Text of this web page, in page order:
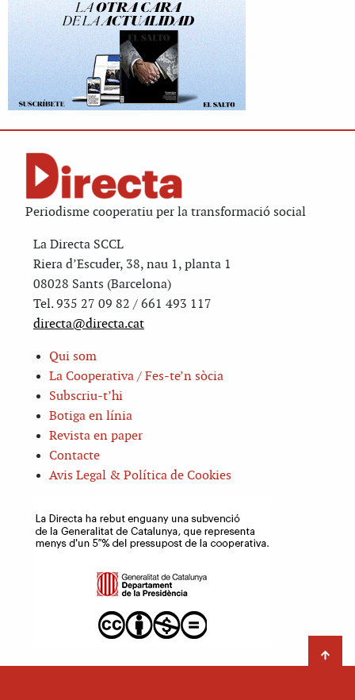
Periodisme cooperatiu per la transformació social
La Directa SCCL
Riera d’Escuder, 38, nau 1, planta 1
08028 Sants (Barcelona)
Tel. 935 27 09 82 / 661 493 117
directa@directa.cat
Qui som
La Cooperativa / Fes-te’n sòcia
Subscriu-t’hi
Botiga en línia
Revista en paper
Contacte
Avis Legal & Política de Cookies